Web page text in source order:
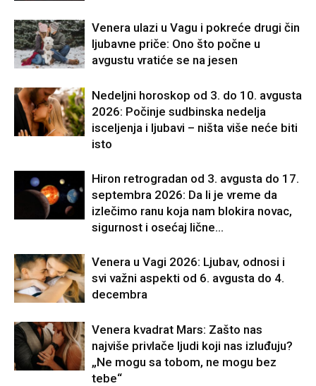
Venera ulazi u Vagu i pokreće drugi čin
ljubavne priče: Ono što počne u
avgustu vratiće se na jesen
Nedeljni horoskop od 3. do 10. avgusta
2026: Počinje sudbinska nedelja
isceljenja i ljubavi – ništa više neće biti
isto
Hiron retrogradan od 3. avgusta do 17.
septembra 2026: Da li je vreme da
izlečimo ranu koja nam blokira novac,
sigurnost i osećaj lične...
Venera u Vagi 2026: Ljubav, odnosi i
svi važni aspekti od 6. avgusta do 4.
decembra
Venera kvadrat Mars: Zašto nas
najviše privlače ljudi koji nas izluđuju?
„Ne mogu sa tobom, ne mogu bez
tebe“